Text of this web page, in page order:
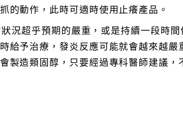
的動作，此時可適時使用止癢產品。
況超乎預期的嚴重，或是持續一段時
給予治療，發炎反應可能就會越來越
製造類固醇，只要經過專科醫師建議